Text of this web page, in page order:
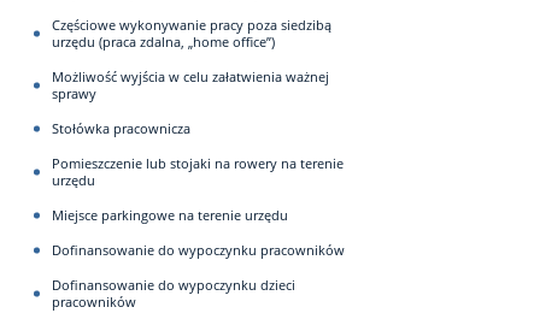
Częściowe wykonywanie pracy poza siedzibą
urzędu (praca zdalna, „home office”)
Możliwość wyjścia w celu załatwienia ważnej
sprawy
Stołówka pracownicza
Pomieszczenie lub stojaki na rowery na terenie
urzędu
Miejsce parkingowe na terenie urzędu
Dofinansowanie do wypoczynku pracowników
Dofinansowanie do wypoczynku dzieci
pracowników